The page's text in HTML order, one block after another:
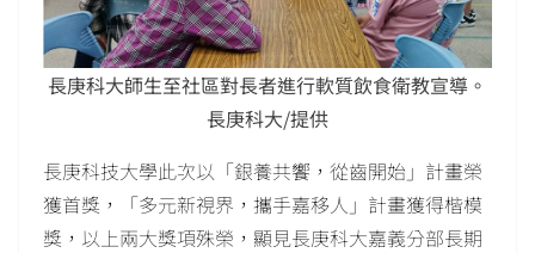
長庚科大師生至社區對長者進行軟質飲食衛教宣導。
長庚科大/提供
長庚科技大學此次以「銀養共饗，從齒開始」計畫榮
獲首獎，「多元新視界，攜手嘉移人」計畫獲得楷模
獎，以上兩大獎項殊榮，顯見長庚科大嘉義分部長期